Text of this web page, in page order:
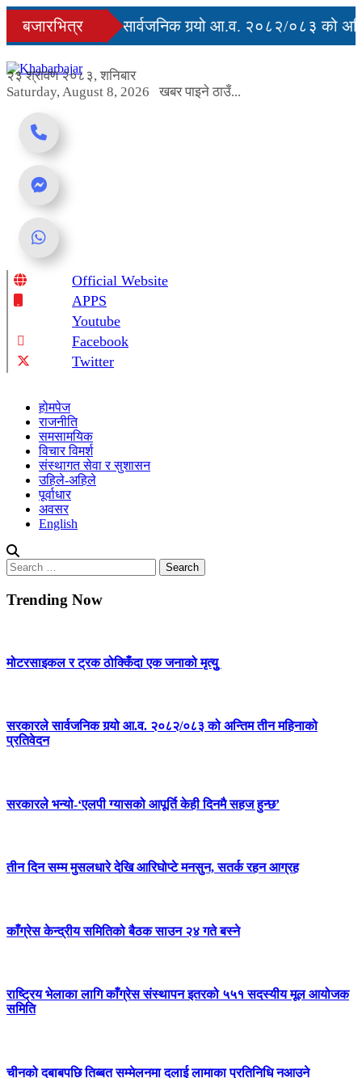
Skip
content
बजारभित्रसरकारले सार्वजनिक गर्‍यो आ.व. २०८२/०८३ को
२३ श्रावण २०८३, शनिबार
Saturday, August 8, 2026
खबर पाइने ठाउँ...
Online News Portal
Official Website
APPS
Youtube
Facebook
Twitter
होमपेज
राजनीति
समसामयिक
विचार विमर्श
संस्थागत सेवा र सुशासन
उहिले-अहिले
पूर्वाधार
अवसर
English
Search
for:
Trending Now
मोटरसाइकल र ट्रक ठोक्किँदा एक जनाको मृत्युु
सरकारले सार्वजनिक गर्‍यो आ.व. २०८२/०८३ को अन्तिम तीन महिनाको
प्रतिवेदन
सरकारले भन्यो-‘एलपी ग्यासको आपूर्ति केही दिनमै सहज हुन्छ’
तीन दिन सम्म मुसलधारे देखि आरिघोप्टे मनसुन, सतर्क रहन आग्रह
काँग्रेस केन्द्रीय समितिको बैठक साउन २४ गते बस्ने
राष्ट्रिय भेलाका लागि काँग्रेस संस्थापन इतरको ५५१ सदस्यीय मूल आयोजक
समिति
चीनको दबाबपछि तिब्बत सम्मेलनमा दलाई लामाका प्रतिनिधि नआउने